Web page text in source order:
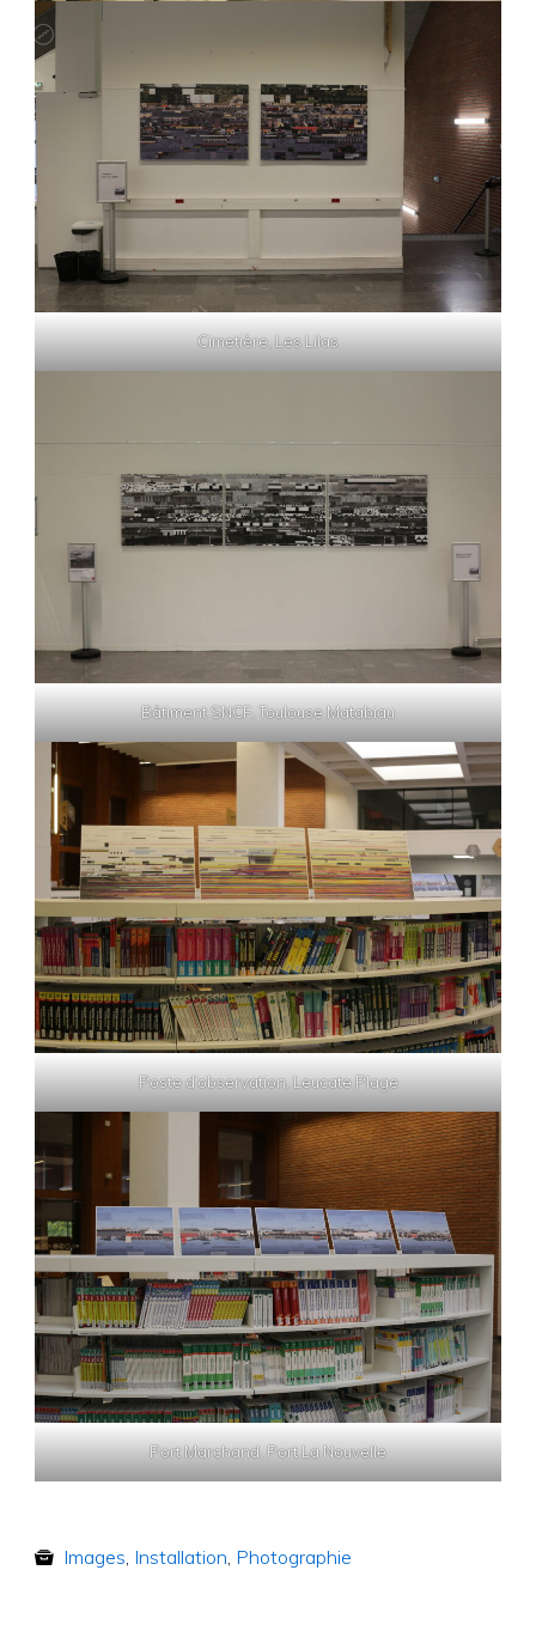
Cimetière, Les Lilas
Bâtiment SNCF, Toulouse Matabiau
Poste d’observation, Leucate Plage
Port Marchand, Port La Nouvelle
Images, Installation, Photographie